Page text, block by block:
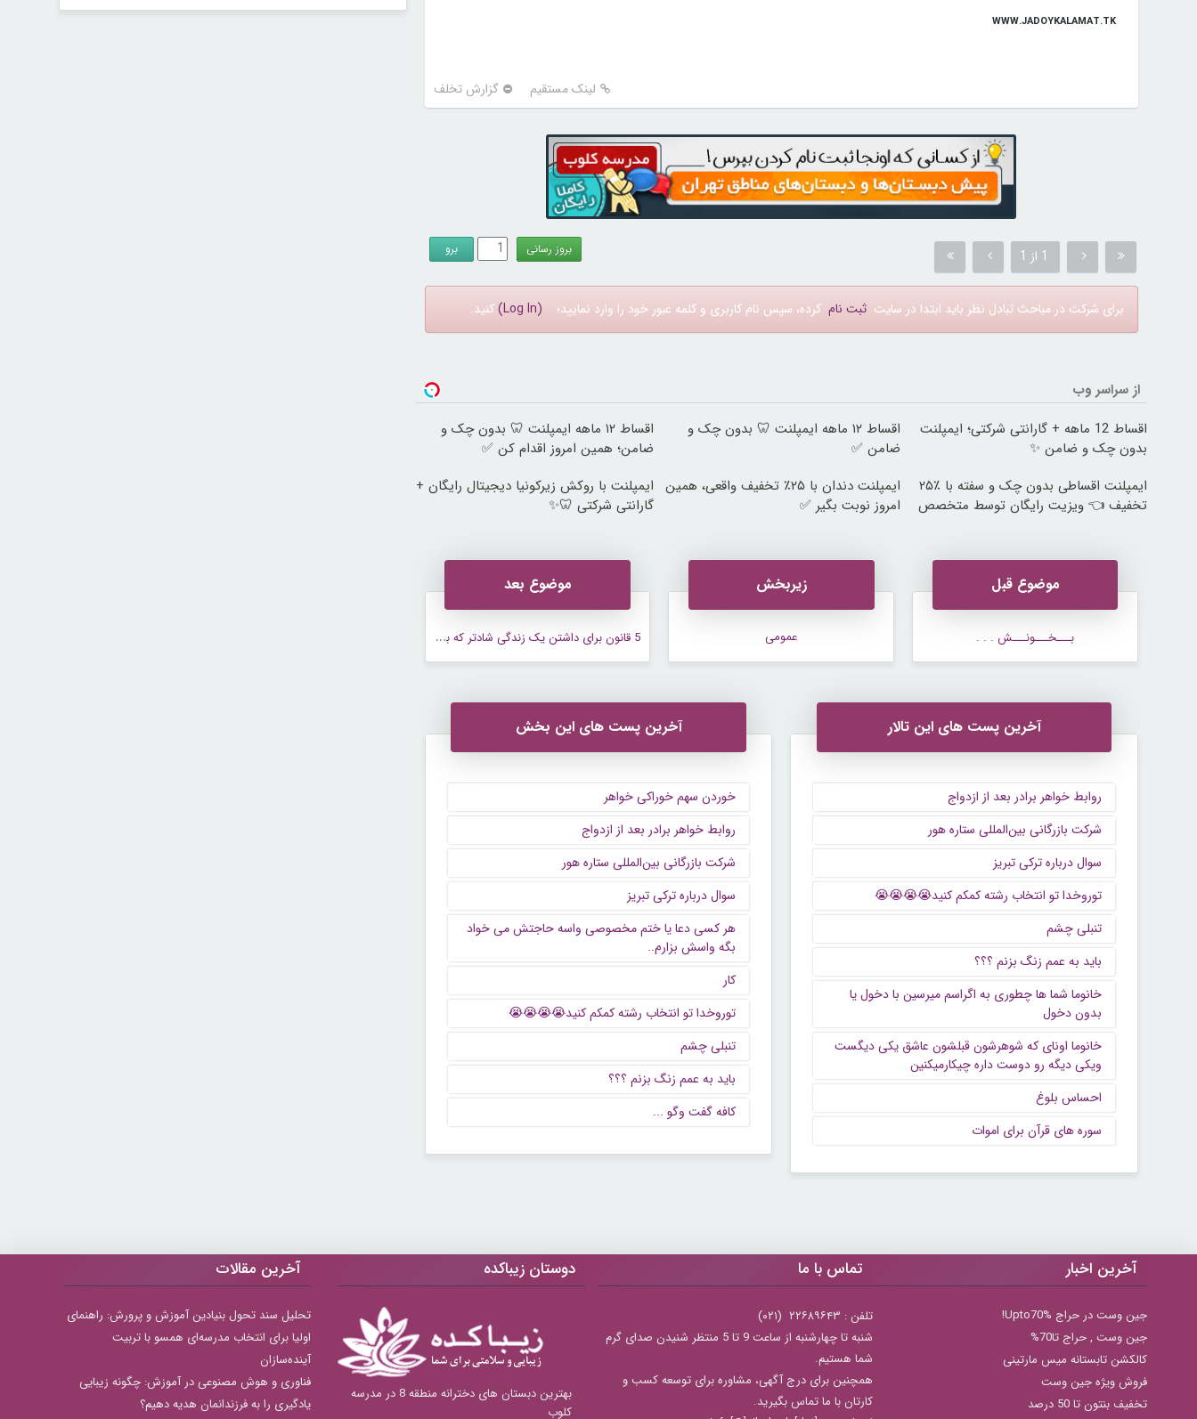
WWW.JADOYKALAMAT.TK
لینک مستقیم گزارش تخلف
1 از 1
برای شرکت در مباحث تبادل نظر باید ابتدا در سایت ثبت نام کرده، سپس نام کاربری و کلمه عبور خود را وارد نمایید؛ (Log In) کنید.
از سراسر وب
اقساط 12 ماهه + گارانتی شرکتی؛ ایمپلنت
بدون چک و ضامن ✨
اقساط ۱۲ ماهه ایمپلنت 🦷 بدون چک و
ضامن ✅
اقساط ۱۲ ماهه ایمپلنت 🦷 بدون چک و
ضامن؛ همین امروز اقدام کن ✅
ایمپلنت اقساطی بدون چک و سفته با ٪۲۵
تخفیف 👈 ویزیت رایگان توسط متخصص
ایمپلنت دندان با ۲۵٪ تخفیف واقعی، همین
امروز نوبت بگیر ✅
ایمپلنت با روکش زیرکونیا دیجیتال رایگان +
گارانتی شرکتی 🦷✨
موضوع قبل
بـــخـــونـــش . . .
زیربخش
عمومی
موضوع بعد
5
قانون برای داشتن یک زندگی شادتر که باید بدانی
آخرین پست های این تالار
روابط خواهر برادر بعد از ازدواج
شرکت بازرگانی بین‌المللی ستاره هور
سوال درباره ترکی تبریز
توروخدا تو انتخاب رشته کمکم کنید😭😭😭😭
تنبلی چشم
باید به عمم زنگ بزنم ؟؟؟
خانوما شما ها چطوری به اگراسم میرسین با دخول یا
بدون دخول
خانوما اونای که شوهرشون قبلشون عاشق یکی دیگست
ویکی دیگه رو دوست داره چیکارمیکنین
احساس بلوغ
سوره های قرآن برای اموات
آخرین پست های این بخش
خوردن سهم خوراکی خواهر
روابط خواهر برادر بعد از ازدواج
شرکت بازرگانی بین‌المللی ستاره هور
سوال درباره ترکی تبریز
هر کسی دعا یا ختم مخصوصی واسه حاجتش می خواد
بگه واسش بزارم..
کار
توروخدا تو انتخاب رشته کمکم کنید😭😭😭😭
تنبلی چشم
باید به عمم زنگ بزنم ؟؟؟
كافه گفت وگو ...
آخرین اخبار
جین وست در حراج Upto70%!
جين وست , حراج تا70%
کالکشن تابستانه میس مارتینی
فروش ویژه جین وست
تخفیف بنتون تا 50 درصد
آخرین مقالات
تحلیل سند تحول بنیادین آموزش و پرورش: راهنمای
اولیا برای انتخاب مدرسه‌ای همسو با تربیت
آینده‌سازان
فناوری و هوش مصنوعی در آموزش: چگونه زیبایی
یادگیری را به فرزندانمان هدیه دهیم؟
تماس با ما
تلفن : ۲۲۶۸۹۶۴۳ (۰۲۱)
شنبه تا چهارشنبه از ساعت 9 تا 5 منتظر شنیدن صدای گرم
شما هستیم.
همچنین برای درج آگهی، مشاوره برای توسعه کسب و
کارتان با ما تماس بگیرید.
دوستان زیباکده
بهترین دبستان های دخترانه منطقه 8 در مدرسه
کلوب